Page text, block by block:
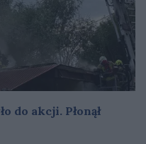
do akcji. Płonął